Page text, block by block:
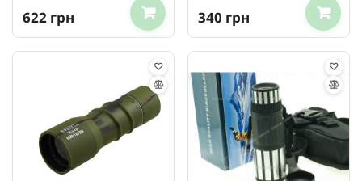
622 грн 340 грн